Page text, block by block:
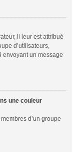
il leur est attribué
d’utilisateurs,
envoyant un message
une couleur
d’un groupe